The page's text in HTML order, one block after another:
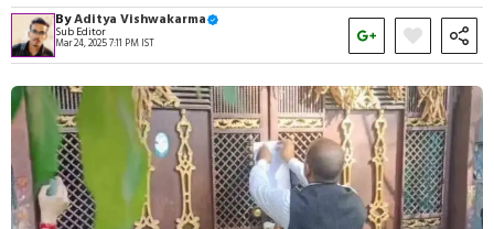
ByAditya Vishwakarma
Sub Editor
Mar 24, 2025 7:11 PM IST